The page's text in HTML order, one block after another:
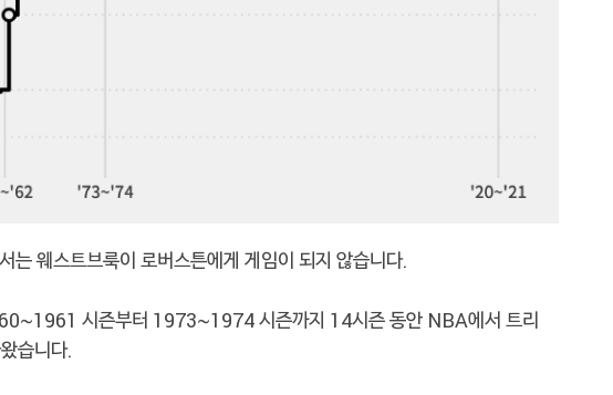
는 웨스트브룩이 로버스튼에게 게임이 되지 않습니다.
시즌부터 1973~1974 시즌까지 14시즌 동안 NBA에서 트리
습니다.